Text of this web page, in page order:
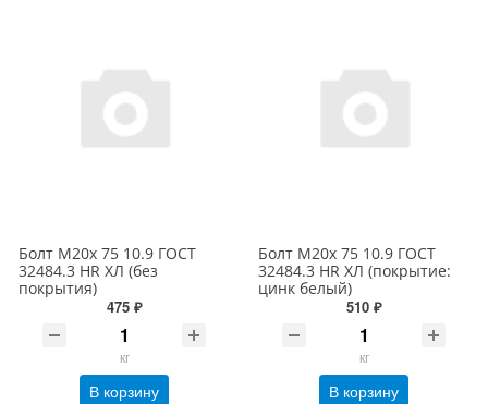
Болт М20х 75 10.9 ГОСТ
32484.3 HR ХЛ (без
покрытия)
475 ₽
кг
В корзину
Болт М20х 75 10.9 ГОСТ
32484.3 HR ХЛ (покрытие:
цинк белый)
510 ₽
кг
В корзину